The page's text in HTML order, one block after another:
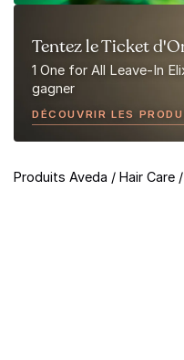
Tentez le Ticket
1 One for All Leave-In
gagner
DÉCOUVRIR LES
Produits Aveda / Hair Care /